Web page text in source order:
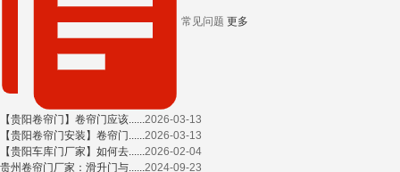
常见问题 更多
【贵阳卷帘门】卷帘门应该......2026-03-13
【贵阳卷帘门安装】卷帘门......2026-03-13
【贵阳车库门厂家】如何去......2026-02-04
贵州卷帘门厂家：滑升门与......2024-09-23